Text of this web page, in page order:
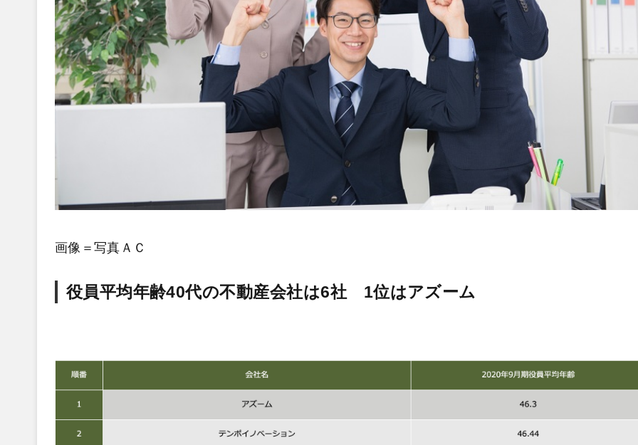
画像＝写真ＡＣ
役員平均年齢40代の不動産会社は6社 1位はアズーム